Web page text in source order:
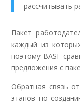
рассчитывать
Пакет
каждый из
поэтому BASF
предложения с
Обратная связь
этапов по